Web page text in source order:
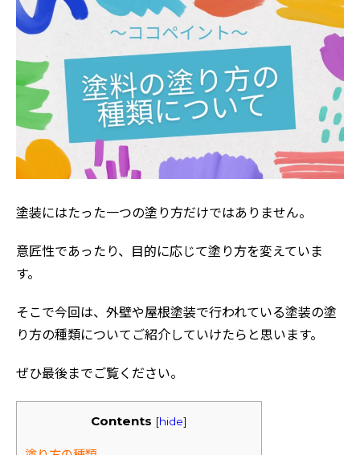
塗装にはたった一つの塗り方だけではありません。
意匠性であったり、目的に応じて塗り方を変えていま
す。
そこで今回は、外壁や屋根塗装で行われている塗装の塗
り方の種類についてご紹介していけたらと思います。
ぜひ最後までご覧ください。
Contents [hide]